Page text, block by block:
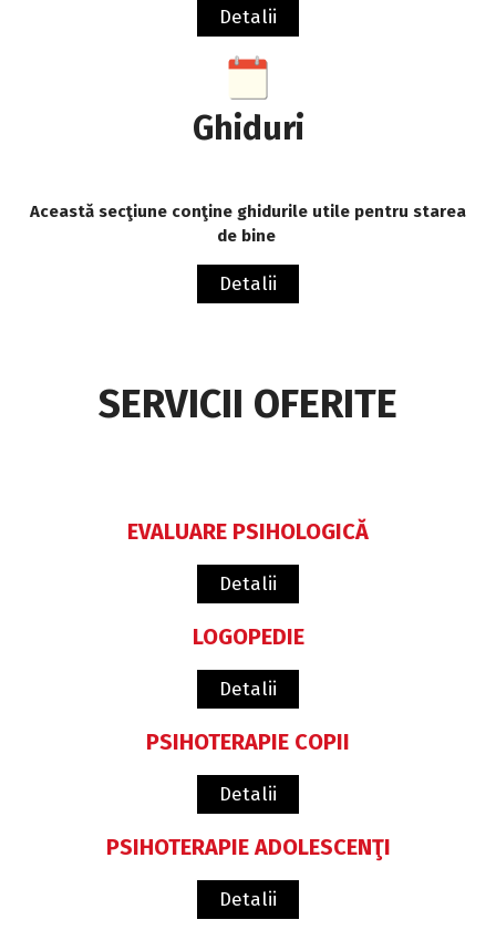
Detalii
Ghiduri
Această secţiune conţine ghidurile utile pentru starea
de bine
Detalii
SERVICII OFERITE
EVALUARE PSIHOLOGICĂ
Detalii
LOGOPEDIE
Detalii
PSIHOTERAPIE COPII
Detalii
PSIHOTERAPIE ADOLESCENŢI
Detalii